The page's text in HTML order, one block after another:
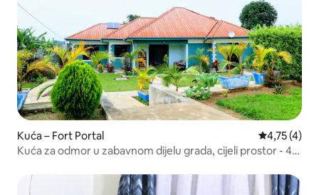
Kuća – Fort Portal Prosječna
4,75 (4)
Kuća za odmor u zabavnom dijelu grada, cijeli prostor - 4